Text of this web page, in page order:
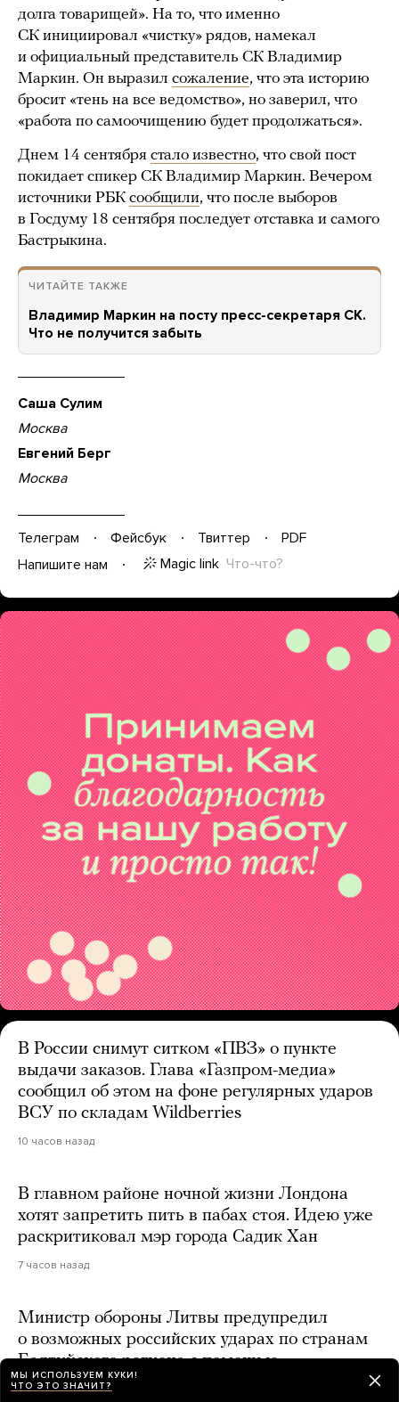
долга товарищей». На то, что именно
СК инициировал «чистку» рядов, намекал
и официальный представитель СК Владимир
Маркин. Он выразил сожаление, что эта историю
бросит «тень на все ведомство», но заверил, что
«работа по самоочищению будет продолжаться».
Днем 14 сентября стало известно, что свой пост
покидает спикер СК Владимир Маркин. Вечером
источники РБК сообщили, что после выборов
в Госдуму 18 сентября последует отставка и самого
Бастрыкина.
ЧИТАЙТЕ ТАКЖЕ
Владимир Маркин на посту пресс-секретаря СК.
Что не получится забыть
Саша Сулим
Москва
Евгений Берг
Москва
Телеграм Фейсбук Твиттер
PDF
Напишите нам
Magic link Что-что?
В России снимут ситком «ПВЗ» о пункте
выдачи заказов. Глава «Газпром-медиа»
сообщил об этом на фоне регулярных ударов
ВСУ по складам Wildberries
10 часов назад
В главном районе ночной жизни Лондона
хотят запретить пить в пабах стоя. Идею уже
раскритиковал мэр города Садик Хан
7 часов назад
Министр обороны Литвы предупредил
о возможных российских ударах по странам
Балтийского региона с помощью
захваченных украинских дронов
МЫ ИСПОЛЬЗУЕМ КУКИ!
ЧТО ЭТО ЗНАЧИТ?